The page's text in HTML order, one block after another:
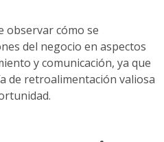
observar cómo se
del negocio en aspectos
y comunicación, ya que
de retroalimentación valiosa